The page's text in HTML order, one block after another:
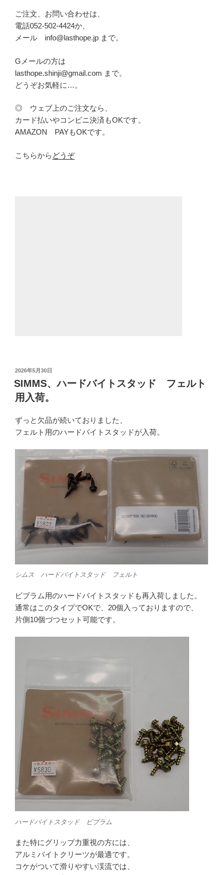
ご注文、お問い合わせは、
電話052-502-4424か、
メール info@lasthope.jp まで。
Gメールの方は
lasthope.shinji@gmail.com まで。
どうぞお気軽に…。
◎ ウェブ上のご注文なら、
カード払いやコンビニ決済もOKです。
AMAZON PAYもOKです。
こちらから どうぞ
投
稿
日:
2026年5月30日
SIMMS、ハードバイトスタッド フェルト
用入荷。
ずっと欠品が続いておりました、
フェルト用のハードバイトスタッドが入荷。
シムス ハードバイトスタッド フェルト
ビブラム用のハードバイトスタッドも再入荷しました。
通常はこのタイプでOKで、20個入っておりますので、
片側10個づつセット可能です。
ハードバイトスタッド ビブラム
また特にグリップ力重視の方には、
アルミバイトクリーツが最適です。
コケがついて滑りやすい渓流では、